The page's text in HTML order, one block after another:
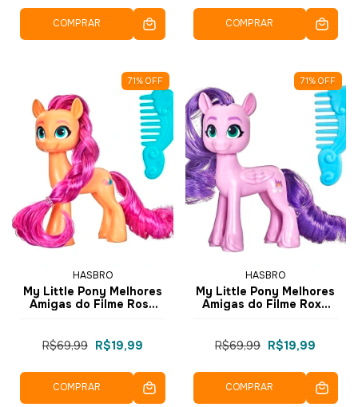
COMPRAR COMPRAR
71% OFF
HASBRO
My Little Pony Melhores
Amigas do Filme Rosa
R$69,99 R$19,99
COMPRAR
71% OFF
HASBRO
My Little Pony Melhores
Amigas do Filme Roxa
R$69,99 R$19,99
COMPRAR